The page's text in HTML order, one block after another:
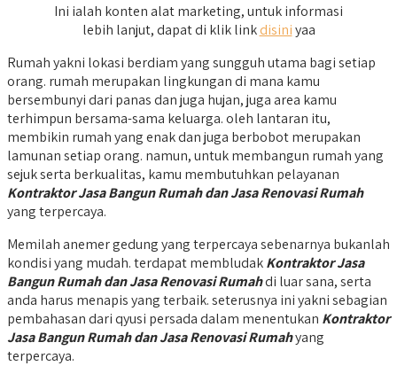
Ini ialah konten alat marketing, untuk informasi
lebih lanjut, dapat di klik linkdisiniyaa
Rumah yakni lokasi berdiam yang sungguh utama bagi setiap
orang. rumah merupakan lingkungan di mana kamu
bersembunyi dari panas dan juga hujan, juga area kamu
terhimpun bersama-sama keluarga. oleh lantaran itu,
membikin rumah yang enak dan juga berbobot merupakan
lamunan setiap orang. namun, untuk membangun rumah yang
sejuk serta berkualitas, kamu membutuhkan pelayanan
Kontraktor Jasa Bangun Rumah dan Jasa Renovasi Rumah
yang terpercaya.
Memilah anemer gedung yang terpercaya sebenarnya bukanlah
kondisi yang mudah. terdapat membludakKontraktor Jasa
Bangun Rumah dan Jasa Renovasi Rumahdi luar sana, serta
anda harus menapis yang terbaik. seterusnya ini yakni sebagian
pembahasan dari qyusi persada dalam menentukan Kontraktor
Jasa Bangun Rumah dan Jasa Renovasi Rumahyang
terpercaya.